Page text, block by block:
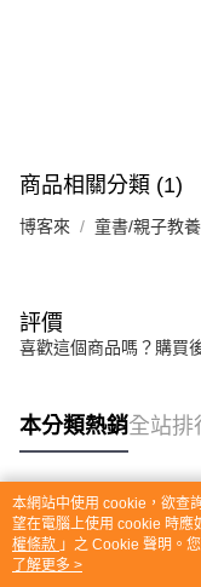
商品相關分類 (1)
博客來 童書/親子教養
評價
喜歡這個商品嗎？購買
本分類熱銷全站排
熱門標籤
本網站中使用 cookie，欲查
望在電腦上使用 cookie 時應
權條款 」之 Cookie 聲明。
用條款之 Cookie 聲明使用
了解更多 >